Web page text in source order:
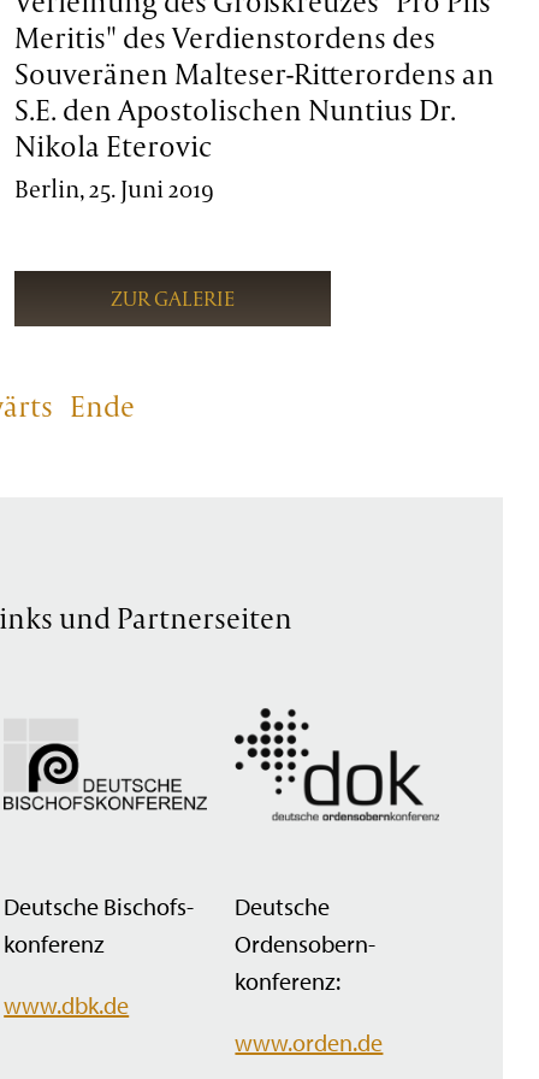
Meritis" des Verdienstordens des
Souveränen Malteser-Ritterordens an
S.E. den Apostolischen Nuntius Dr.
Nikola Eterovic
Berlin, 25. Juni 2019
ZUR GALERIE
Ende
und Partnerseiten
Deutsche Bischofs­
konferenz
www.dbk.de
Deutsche
Ordensobern­
konferenz:
www.orden.de